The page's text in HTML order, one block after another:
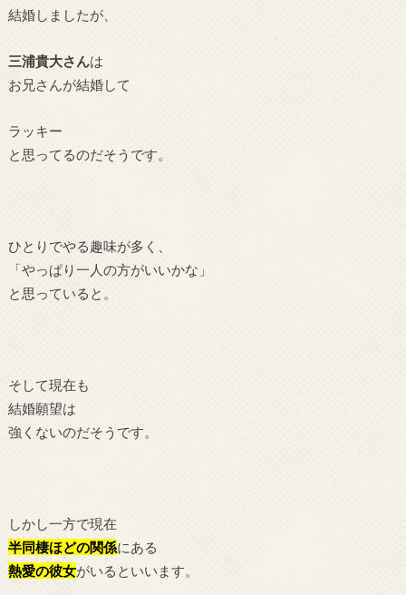
結婚しましたが、
三浦貴大さんは
お兄さんが結婚して
ラッキー
と思ってるのだそうです。
ひとりでやる趣味が多く、
「やっぱり一人の方がいいかな」
と思っていると。
そして現在も
結婚願望は
強くないのだそうです。
しかし一方で現在
半同棲ほどの関係にある
熱愛の彼女がいるといいます。